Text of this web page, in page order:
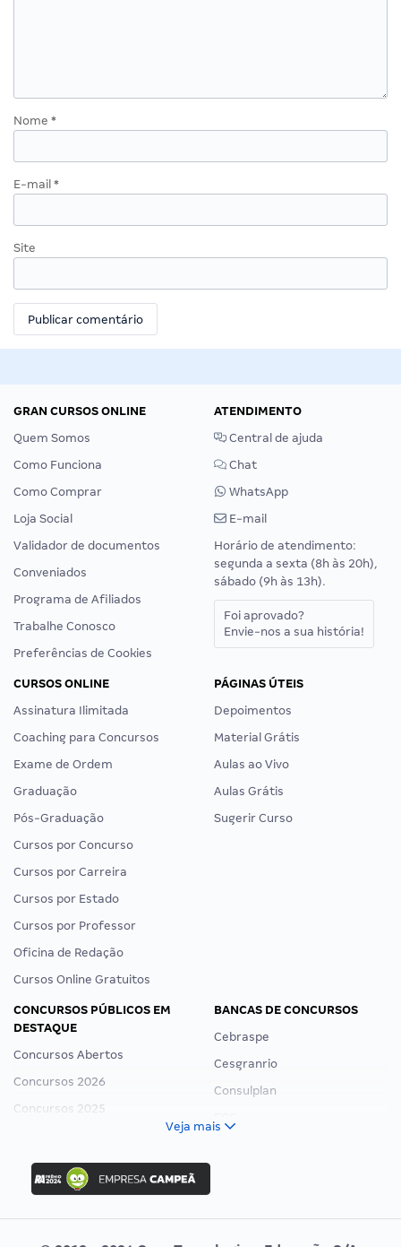
Nome *
E-mail *
Site
GRAN CURSOS ONLINE
Quem Somos
Como Funciona
Como Comprar
Loja Social
Validador de documentos
Conveniados
Programa de Afiliados
Trabalhe Conosco
Preferências de Cookies
ATENDIMENTO
Central de ajuda
Chat
WhatsApp
E-mail
Horário de atendimento:
segunda a sexta (8h às 20h),
sábado (9h às 13h).
Foi aprovado?
Envie-nos a sua história!
CURSOS ONLINE
Assinatura Ilimitada
Coaching para Concursos
Exame de Ordem
Graduação
Pós-Graduação
Cursos por Concurso
Cursos por Carreira
Cursos por Estado
Cursos por Professor
Oficina de Redação
Cursos Online Gratuitos
PÁGINAS ÚTEIS
Depoimentos
Material Grátis
Aulas ao Vivo
Aulas Grátis
Sugerir Curso
CONCURSOS PÚBLICOS EM
DESTAQUE
Concursos Abertos
Concursos 2026
Concursos 2025
Concurso Ibama
Concurso MPU
Editais publicados
BANCAS DE CONCURSOS
Cebraspe
Cesgranrio
Consulplan
Veja mais